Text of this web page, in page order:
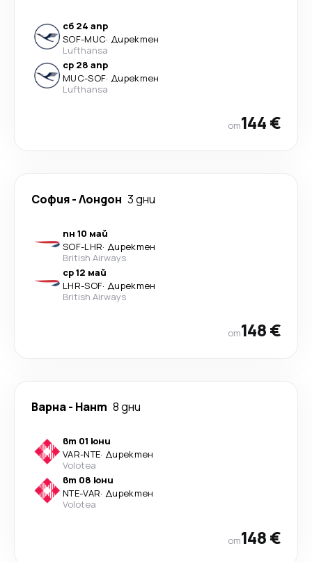
сб 24 апр
SOF-MUC· Директен
Lufthansa
ср 28 апр
MUC-SOF· Директен
Lufthansa
от144 €
София-Лондон 3 дни
пн 10 май
SOF-LHR· Директен
British Airways
ср 12 май
LHR-SOF· Директен
British Airways
от148 €
Варна- Нант 8 дни
вт 01 юни
VAR-NTE· Директен
Volotea
вт 08 юни
NTE-VAR· Директен
Volotea
от148 €